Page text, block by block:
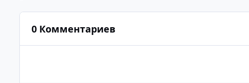
0 Комментариев